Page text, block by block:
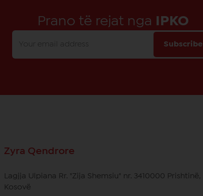
Prano të rejat nga IPKO
Subscribe
Zyra Qendrore
Lagjja Ulpiana Rr. "Zija Shemsiu" nr. 3410000 Prishtinë,
Kosovë